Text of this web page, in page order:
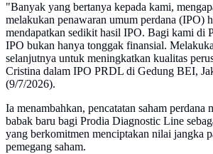
"Banyak yang bertanya kepada kami,
melakukan penawaran umum perdana (IPO)
mendapatkan sedikit hasil IPO. Bagi kami di
IPO bukan hanya tonggak finansial.
selanjutnya untuk meningkatkan kualitas
Cristina dalam IPO PRDL di Gedung BEI,
(9/7/2026).
Ia menambahkan, pencatatan saham perdana
babak baru bagi Prodia Diagnostic Line
yang berkomitmen menciptakan nilai jangka
pemegang saham.